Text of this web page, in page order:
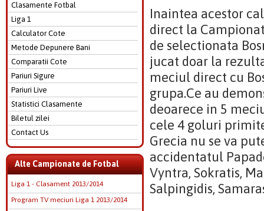
Clasamente Fotbal
Liga 1
Calculator Cote
Metode Depunere Bani
Comparatii Cote
Pariuri Sigure
Pariuri Live
Statistici Clasamente
Biletul zilei
Contact Us
Alte Campionate de Fotbal
Liga 1 - Clasament 2013/2014
Program TV meciuri Liga 1 2013/2014
Inaintea acestor
direct la
de selectionata
jucat doar la
meciul direct cu
grupa.Ce au
deoarece in 5
cele 4 goluri
Grecia nu se va
accidentatul
Vyntra, Sokratis,
Salpingidis,